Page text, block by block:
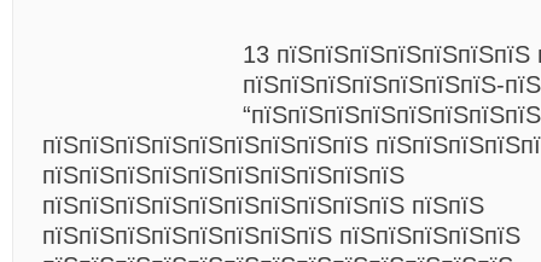
13 пїЅпїЅпїЅпїЅпїЅпїЅпїЅ
пїЅпїЅпїЅпїЅпїЅпїЅпїЅ-
пїЅпїЅпїЅпїЅпїЅпїЅпїЅпїЅпїЅ
пїЅпїЅпїЅпїЅпїЅпїЅпїЅпїЅпїЅпїЅ
пїЅпїЅпїЅпїЅпїЅпїЅпїЅпїЅпїЅпїЅ пїЅпїЅ
пїЅпїЅпїЅпїЅпїЅпїЅпїЅпїЅ пїЅпїЅпїЅпїЅпїЅ